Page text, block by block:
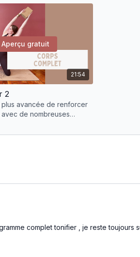
21:54
Aperçu gratuit
2
plus avancée de renforcer
de nombreuses
complet tonifier , je reste toujours